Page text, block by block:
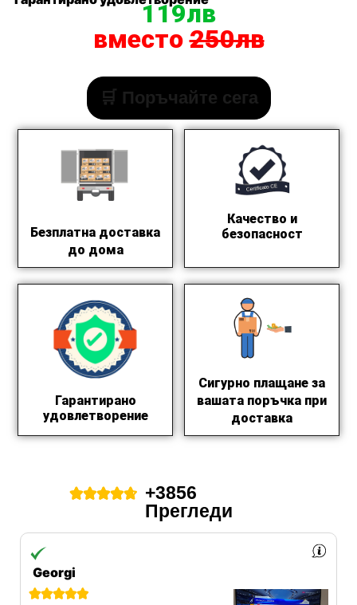
119лв
вместо250лв
🛒 Поръчайте сега
Безплатна доставка
до дома
Качество и
безопасност
Гарантирано
удовлетворение
Сигурно плащане за
вашата поръчка при
доставка

+3856
Прегледи
Georgi
